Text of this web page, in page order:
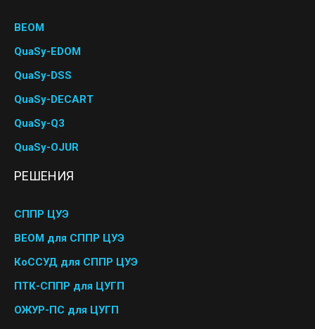
BEOM
QuaSy-EDOM
QuaSy-DSS
QuaSy-DECART
QuaSy-Q3
QuaSy-OJUR
РЕШЕНИЯ
СППР ЦУЭ
BEOM для СППР ЦУЭ
КоССУД для СППР ЦУЭ
ПТК-СППР для ЦУГП
ОЖУР-ПС для ЦУГП